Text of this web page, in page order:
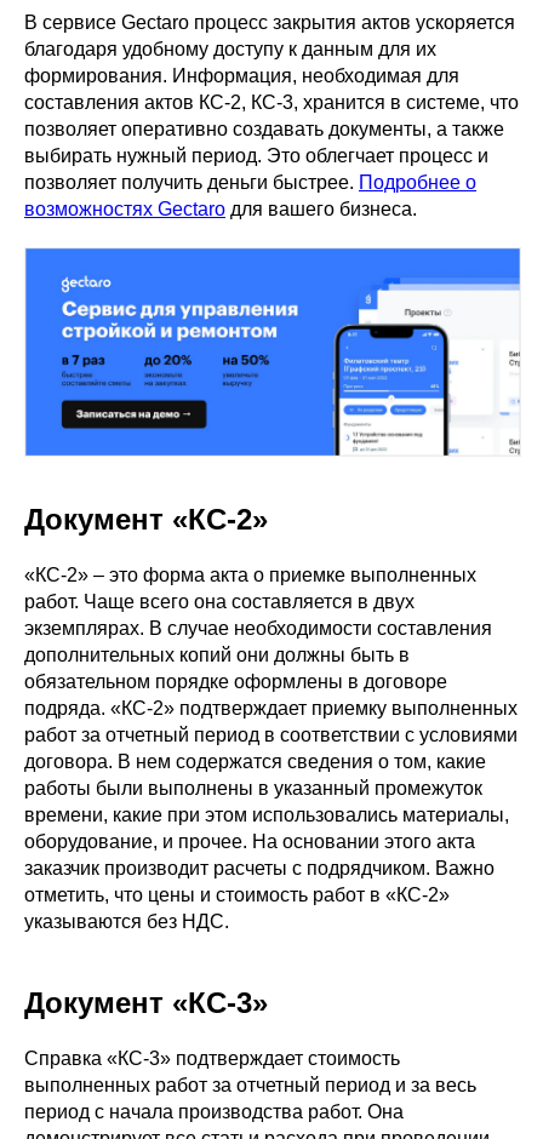
В сервисе Gectaro процесс закрытия актов ускоряется
благодаря удобному доступу к данным для их
формирования. Информация, необходимая для
составления актов КС-2, КС-3, хранится в системе, что
позволяет оперативно создавать документы, а также
выбирать нужный период. Это облегчает процесс и
позволяет получить деньги быстрее. Подробнее о
возможностях Gectaro для вашего бизнеса.
Документ «КС-2»
«КС-2» – это форма акта о приемке выполненных
работ. Чаще всего она составляется в двух
экземплярах. В случае необходимости составления
дополнительных копий они должны быть в
обязательном порядке оформлены в договоре
подряда. «КС-2» подтверждает приемку выполненных
работ за отчетный период в соответствии с условиями
договора. В нем содержатся сведения о том, какие
работы были выполнены в указанный промежуток
времени, какие при этом использовались материалы,
оборудование, и прочее. На основании этого акта
заказчик производит расчеты с подрядчиком. Важно
отметить, что цены и стоимость работ в «КС-2»
указываются без НДС.
Документ «КС-3»
Справка «КС-3» подтверждает стоимость
выполненных работ за отчетный период и за весь
период с начала производства работ. Она